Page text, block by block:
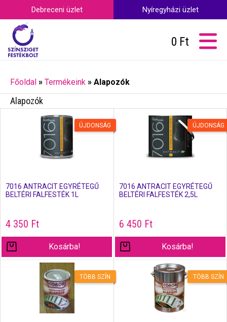
Debreceni üzlet Nyíregyházi üzlet
0 Ft
Főoldal » Termékeink » Alapozók
Alapozók
ÚJDONSÁG
7016 ANTRACIT EGYRÉTEGŰ
BELTÉRI FALFESTÉK 1L
4 350 Ft
Kosárba!
ÚJDONSÁG
7016 ANTRACIT EGYRÉTEGŰ
BELTÉRI FALFESTÉK 2,5L
6 450 Ft
Kosárba!
TÖBB SZÍN TÖBB SZÍN